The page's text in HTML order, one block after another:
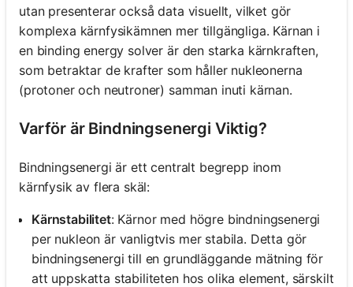
utan presenterar också data visuellt, vilket gör
komplexa kärnfysikämnen mer tillgängliga. Kärnan i
en binding energy solver är den starka kärnkraften,
som betraktar de krafter som håller nukleonerna
(protoner och neutroner) samman inuti kärnan.
Varför är Bindningsenergi Viktig?
Bindningsenergi är ett centralt begrepp inom
kärnfysik av flera skäl:
Kärnstabilitet: Kärnor med högre bindningsenergi
per nukleon är vanligtvis mer stabila. Detta gör
bindningsenergi till en grundläggande mätning för
att uppskatta stabiliteten hos olika element, särskilt